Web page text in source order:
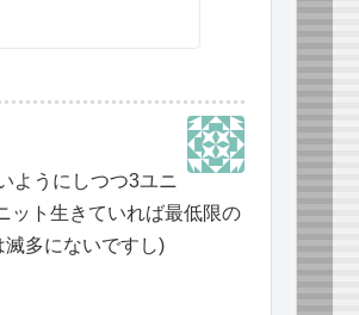
ようにしつつ3ユニ
ット生きていれば最低限の
多にないですし)